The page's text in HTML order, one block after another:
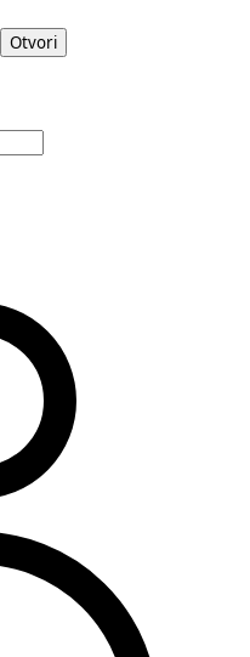
Otvori